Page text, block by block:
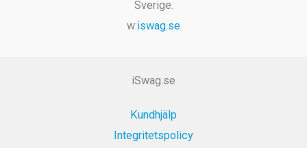
Sverige.
w:iswag.se
iSwag.se
Kundhjälp
Integritetspolicy